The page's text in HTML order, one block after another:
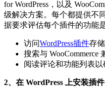
for WordPress，以及
级解决方案。每个都提供不
据要求评估每个插件的功能
访问WordPress插件存
搜索与 WooCommerce
阅读评论和功能列表以
2、在 WordPress 上安装插件